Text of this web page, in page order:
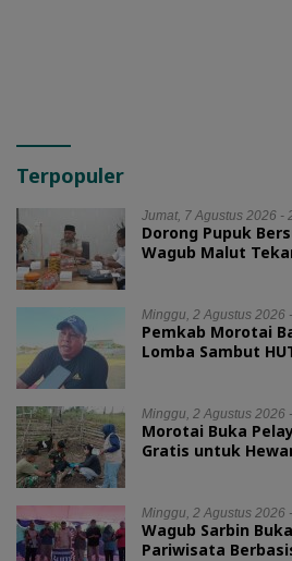
Terpopuler
Jumat, 7 Agustus 2026 -
Dorong Pupuk
Wagub Malut
Minggu, 2 Agustus 2026
Pemkab Morotai
Lomba Sambut
Minggu, 2 Agustus 2026
Morotai Buka
Gratis untuk
Minggu, 2 Agustus 2026
Wagub Sarbin
Pariwisata